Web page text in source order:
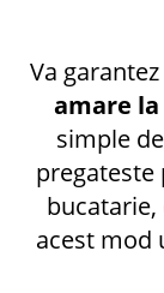
Va
amare
simple
bucatarie,
acest mod